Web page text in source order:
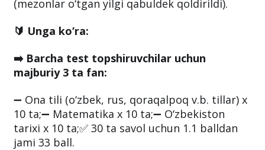
(mezonlar o‘tgan yilgi qabuldek qoldirildi).
🔰 Unga ko‘ra:
➡️ Barcha test topshiruvchilar uchun
majburiy 3 ta fan:
➖ Ona tili (o‘zbek, rus, qoraqalpoq v.b. tillar) x
10 ta;➖ Matematika x 10 ta;➖ O‘zbekiston
tarixi x 10 ta;✅ 30 ta savol uchun 1.1 balldan
jami 33 ball.